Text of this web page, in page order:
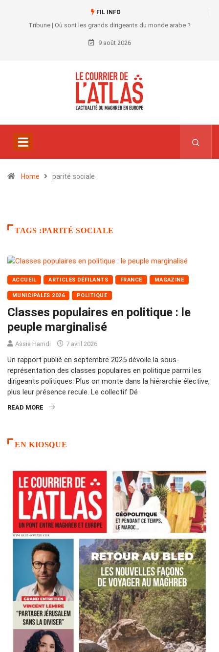
FIL INFO
Tribune | Où sont les grands dirigeants du monde arabe ?
9 août 2026
Home parité sociale
TAGS :PARITÉ SOCIALE
ACCUEIL ARTICLES DÉFILANTS FRANCE MAGAZINE
MUNICIPALES 2026 POLITIQUE
Classes populaires en politique : le
peuple marginalisé
Assia Hamdi 7 avril 2026
Un rapport publié en septembre 2025 dévoile la sous-
représentation des classes populaires en politique parmi les
dirigeants politiques. Plus on monte dans la hiérarchie élective,
plus leur présence recule. Le collectif Dé
READ MORE
EN KIOSQUE